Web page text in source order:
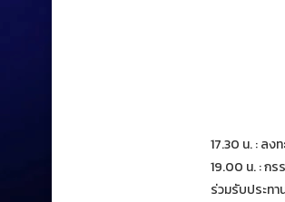
17.30 น. : ลง
19.00 น. : กร
ร่วมรับประทา